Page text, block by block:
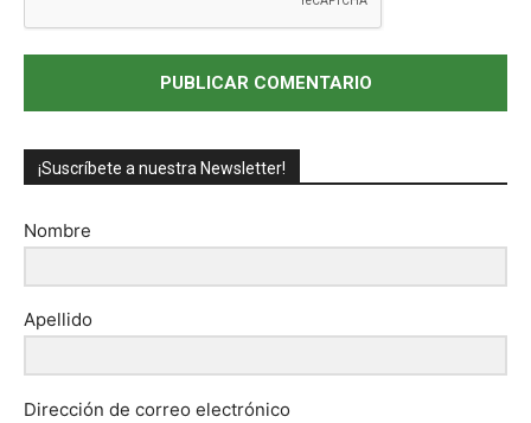
¡Suscríbete a nuestra Newsletter!
Nombre
Apellido
Dirección de correo electrónico